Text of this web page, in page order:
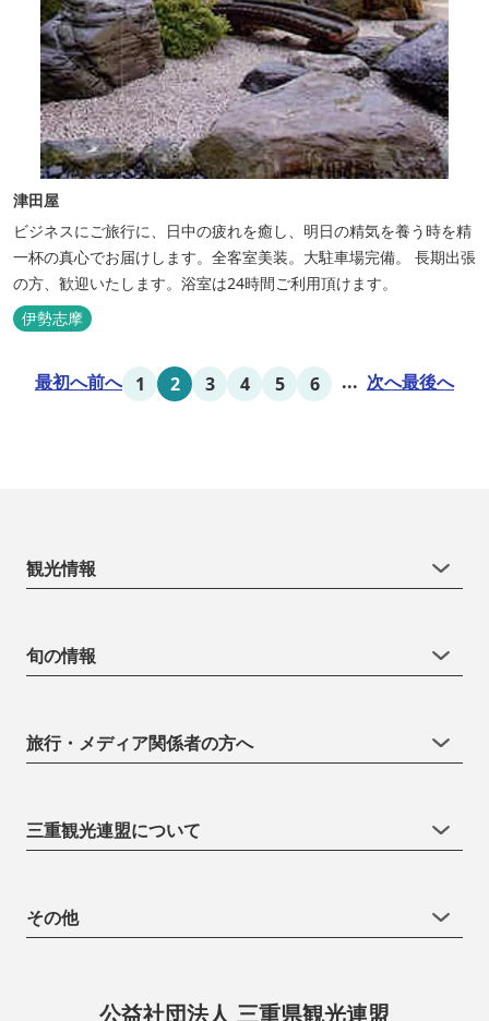
津田屋
ビジネスにご旅行に、日中の疲れを癒し、明日の精気を養う時を精
一杯の真心でお届けします。全客室美装。大駐車場完備。 長期出張
の方、歓迎いたします。浴室は24時間ご利用頂けます。
伊勢志摩
最初へ前へ 1 2 3 4 5 6 ... 次へ最後へ
観光情報
旬の情報
旅行・メディア関係者の方へ
三重観光連盟について
その他
公益社団法人 三重県観光連盟